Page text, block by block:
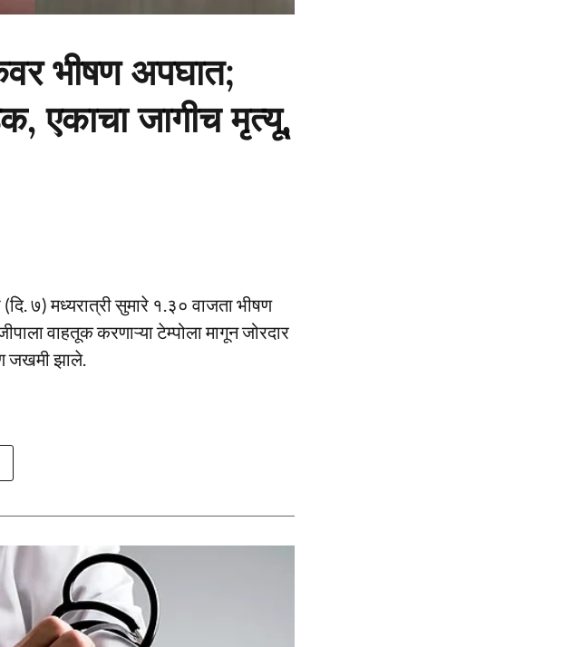
भीषण अपघात;
एकाचा जागीच मृत्यू,
७) मध्यरात्री सुमारे १.३० वाजता भीषण
वाहतूक करणाऱ्या टेम्पोला मागून जोरदार
जखमी झाले.